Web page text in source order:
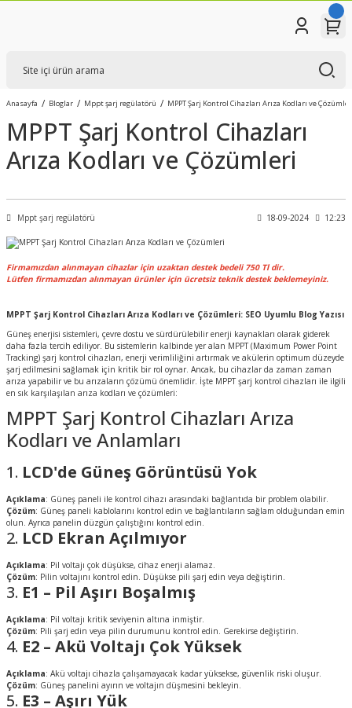
Anasayfa Bloglar Mppt şarj regülatörü MPPT Şarj Kontrol Cihazları Arıza Kodları ve
MPPT Şarj Kontrol Cihazları
Arıza Kodları ve Çözümleri
Mppt şarj regülatörü 18-09-2024 12:23
Firmamızdan alınmayan cihazlar için uzaktan destek bedeli 750 Tl dir.
Lütfen firmamızdan alınmayan ürünler için ücretsiz teknik destek beklemeyiniz.
MPPT Şarj Kontrol Cihazları Arıza Kodları ve Çözümleri: SEO Uyumlu Blog Yazısı
Güneş enerjisi sistemleri, çevre dostu ve sürdürülebilir enerji kaynakları olarak giderek
daha fazla tercih ediliyor. Bu sistemlerin kalbinde yer alan MPPT (Maximum Power Point
Tracking) şarj kontrol cihazları, enerji verimliliğini artırmak ve akülerin optimum düzeyde
şarj edilmesini sağlamak için kritik bir rol oynar. Ancak, bu cihazlar da zaman zaman
arıza yapabilir ve bu arızaların çözümü önemlidir. İşte MPPT şarj kontrol cihazları ile ilgili
en sık karşılaşılan arıza kodları ve çözümleri:
MPPT Şarj Kontrol Cihazları Arıza
Kodları ve Anlamları
1. LCD'de Güneş Görüntüsü Yok
Açıklama: Güneş paneli ile kontrol cihazı arasındaki bağlantıda bir problem olabilir.
Çözüm: Güneş paneli kablolarını kontrol edin ve bağlantıların sağlam olduğundan emin
olun. Ayrıca panelin düzgün çalıştığını kontrol edin.
2. LCD Ekran Açılmıyor
Açıklama: Pil voltajı çok düşükse, cihaz enerji alamaz.
Çözüm: Pilin voltajını kontrol edin. Düşükse pili şarj edin veya değiştirin.
3. E1 – Pil Aşırı Boşalmış
Açıklama: Pil voltajı kritik seviyenin altına inmiştir.
Çözüm: Pili şarj edin veya pilin durumunu kontrol edin. Gerekirse değiştirin.
4. E2 – Akü Voltajı Çok Yüksek
Açıklama: Akü voltajı cihazla çalışamayacak kadar yüksekse, güvenlik riski oluşur.
Çözüm: Güneş panelini ayırın ve voltajın düşmesini bekleyin.
5. E3 – Aşırı Yük